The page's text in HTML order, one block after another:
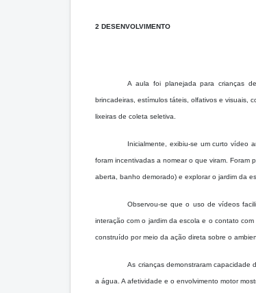
2 DESENVOLVIMENTO
A aula foi planejada para crianças
brincadeiras, estímulos táteis, olfativos e visuais,
lixeiras de coleta seletiva.
Inicialmente, exibiu-se um curto vídeo
foram incentivadas a nomear o que viram. Foram
aberta, banho demorado) e explorar o jardim da
Observou-se que o uso de vídeos
interação com o jardim da escola e o contato
construído por meio da ação direta sobre o
As crianças demonstraram capacidade
a água. A afetividade e o envolvimento motor